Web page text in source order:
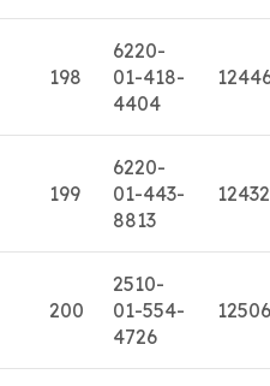
198
6220-
01-418-
4404
199
6220-
01-443-
8813
200
2510-
01-554-
4726